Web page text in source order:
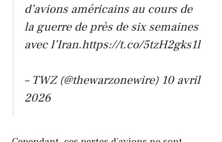
d’avions américains au cours de
la guerre de près de six semaines
avec l’Iran.https://t.co/5tzH2gks1l
– TWZ (@thewarzonewire) 10 avril
2026